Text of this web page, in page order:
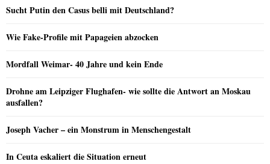
Sucht Putin den Casus belli mit Deutschland?
Wie Fake-Profile mit Papageien abzocken
Mordfall Weimar- 40 Jahre und kein Ende
Drohne am Leipziger Flughafen- wie sollte die Antwort an Moskau
ausfallen?
Joseph Vacher – ein Monstrum in Menschengestalt
In Ceuta eskaliert die Situation erneut